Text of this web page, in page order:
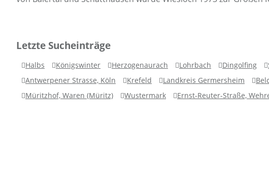
Letzte Sucheinträge
Halbs Königswinter Herzogenaurach Lohrbach Dingolfing
Antwerpener Strasse, Köln
Krefeld Landkreis Germersheim
Müritzhof, Waren (Müritz)
Wustermark Ernst-Reuter-Straße,